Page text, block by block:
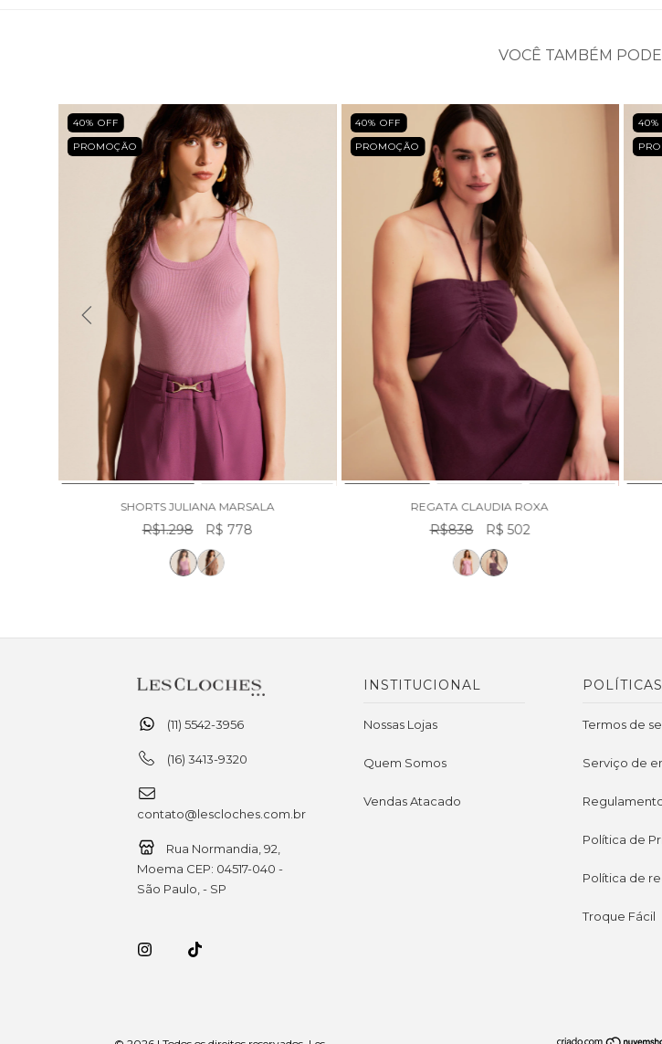
VOCÊ TAMBÉM
40% OFF
PROMOÇÃO
SHORTS JULIANA MARSALA
R$1.298 R$ 778
40% OFF
PROMOÇÃO
REGATA CLAUDIA ROXA
R$838 R$ 502
40%
(11) 5542-3956
(16) 3413-9320
contato@lescloches.com.br
Rua Normandia, 92,
Moema CEP: 04517-040 -
São Paulo, - SP
INSTITUCIONAL
Nossas Lojas
Quem Somos
Vendas Atacado
POLÍTICAS
Termos de
Serviço de
Política de
Política de
Troque Fácil